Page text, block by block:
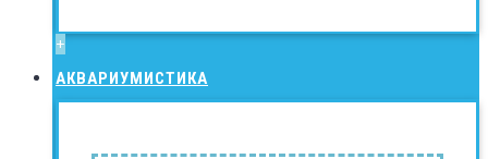
+
АКВАРИУМИСТИКА